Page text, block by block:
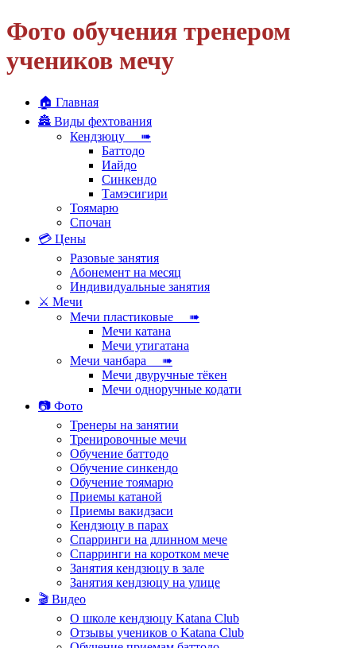
Фото обучения тренером
учеников мечу
🏠 Главная
🏯 Виды фехтования
Кендзюцу ➠
Баттодо
Иайдо
Синкендо
Тамэсигири
Тоямарю
Спочан
💳 Цены
Разовые занятия
Абонемент на месяц
Индивидуальные занятия
⚔ Мечи
Мечи пластиковые ➠
Мечи катана
Мечи утигатана
Мечи чанбара ➠
Мечи двуручные тёкен
Мечи одноручные кодати
📷 Фото
Тренеры на занятии
Тренировочные мечи
Обучение баттодо
Обучение синкендо
Обучение тоямарю
Приемы катаной
Приемы вакидзаси
Кендзюцу в парах
Спарринги на длинном мече
Спарринги на коротком мече
Занятия кендзюцу в зале
Занятия кендзюцу на улице
🎬 Видео
О школе кендзюцу Katana Club
Отзывы учеников о Katana Club